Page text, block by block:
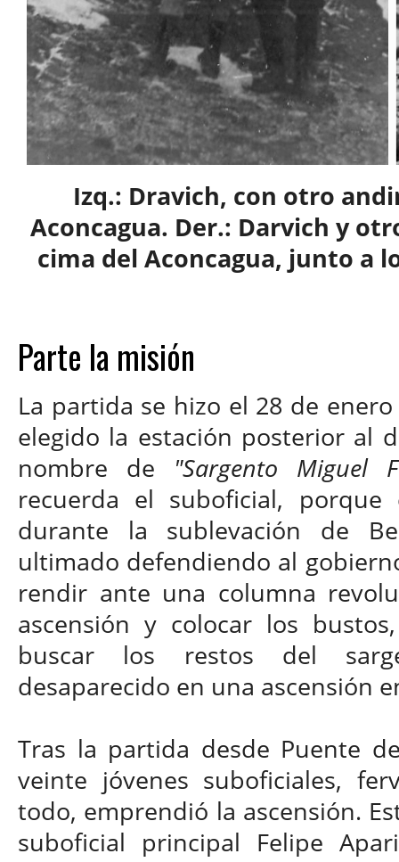
Izq.: Dravich, con otro
Aconcagua. Der.: Darvich y
cima del Aconcagua, junto a
Parte la misión
La partida se hizo el 28 de
elegido la estación posterior al
nombre de "Sargento Miguel
recuerda el suboficial,
durante la sublevación de
ultimado defendiendo al
rendir ante una columna
ascensión y colocar los
buscar los restos del
desaparecido en una ascensión
Tras la partida desde Puente
veinte jóvenes suboficiales,
todo, emprendió la ascensión.
suboficial principal Felipe